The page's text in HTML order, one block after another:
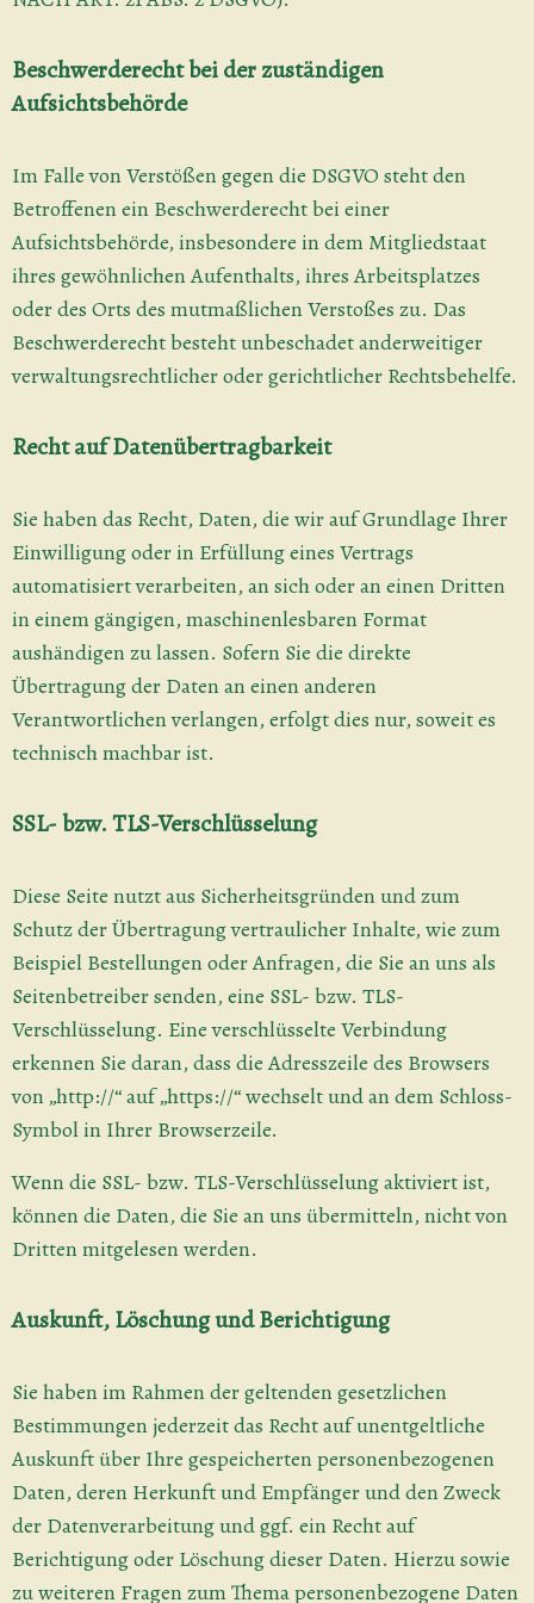
Beschwerderecht bei der zuständigen
Aufsichtsbehörde
Im Falle von Verstößen gegen die DSGVO steht den
Betroffenen ein Beschwerderecht bei einer
Aufsichtsbehörde, insbesondere in dem Mitgliedstaat
ihres gewöhnlichen Aufenthalts, ihres Arbeitsplatzes
oder des Orts des mutmaßlichen Verstoßes zu. Das
Beschwerderecht besteht unbeschadet anderweitiger
verwaltungsrechtlicher oder gerichtlicher Rechtsbehelfe.
Recht auf Datenübertragbarkeit
Sie haben das Recht, Daten, die wir auf Grundlage Ihrer
Einwilligung oder in Erfüllung eines Vertrags
automatisiert verarbeiten, an sich oder an einen Dritten
in einem gängigen, maschinenlesbaren Format
aushändigen zu lassen. Sofern Sie die direkte
Übertragung der Daten an einen anderen
Verantwortlichen verlangen, erfolgt dies nur, soweit es
technisch machbar ist.
SSL- bzw. TLS-Verschlüsselung
Diese Seite nutzt aus Sicherheitsgründen und zum
Schutz der Übertragung vertraulicher Inhalte, wie zum
Beispiel Bestellungen oder Anfragen, die Sie an uns als
Seitenbetreiber senden, eine SSL- bzw. TLS-
Verschlüsselung. Eine verschlüsselte Verbindung
erkennen Sie daran, dass die Adresszeile des Browsers
von „http://“ auf „https://“ wechselt und an dem Schloss-
Symbol in Ihrer Browserzeile.
Wenn die SSL- bzw. TLS-Verschlüsselung aktiviert ist,
können die Daten, die Sie an uns übermitteln, nicht von
Dritten mitgelesen werden.
Auskunft, Löschung und Berichtigung
Sie haben im Rahmen der geltenden gesetzlichen
Bestimmungen jederzeit das Recht auf unentgeltliche
Auskunft über Ihre gespeicherten personenbezogenen
Daten, deren Herkunft und Empfänger und den Zweck
der Datenverarbeitung und ggf. ein Recht auf
Berichtigung oder Löschung dieser Daten. Hierzu sowie
zu weiteren Fragen zum Thema personenbezogene Daten